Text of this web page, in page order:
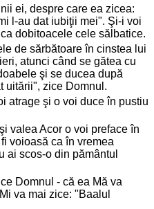
ei, despre care ea zicea:
l-au dat iubiţii mei". Şi-i voi
dobitoacele cele sălbatice.
de sărbătoare în cinstea lui
atunci când se gătea cu
şi se ducea după
uitării", zice Domnul.
atrage şi o voi duce în pustiu
valea Acor o voi preface în
voioasă ca în vremea
ai scos-o din pământul
Domnul - că ea Mă va
va mai zice: "Baalul